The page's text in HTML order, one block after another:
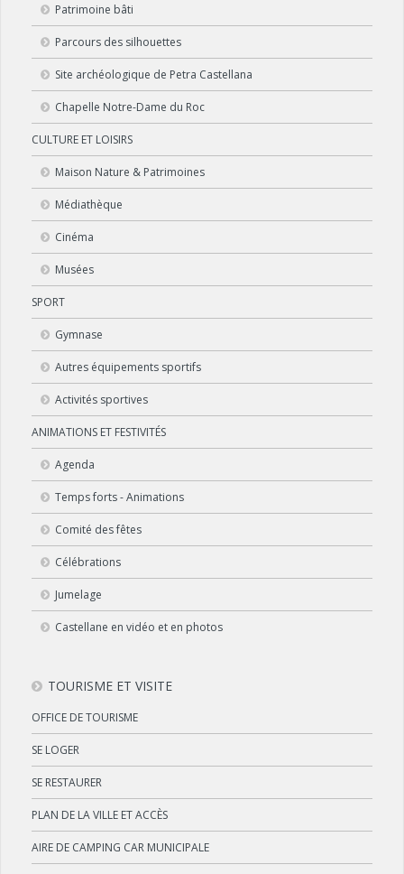
Patrimoine bâti
Parcours des silhouettes
Site archéologique de Petra Castellana
Chapelle Notre-Dame du Roc
CULTURE ET LOISIRS
Maison Nature & Patrimoines
Médiathèque
Cinéma
Musées
SPORT
Gymnase
Autres équipements sportifs
Activités sportives
ANIMATIONS ET FESTIVITÉS
Agenda
Temps forts - Animations
Comité des fêtes
Célébrations
Jumelage
Castellane en vidéo et en photos
TOURISME ET VISITE
OFFICE DE TOURISME
SE LOGER
SE RESTAURER
PLAN DE LA VILLE ET ACCÈS
AIRE DE CAMPING CAR MUNICIPALE